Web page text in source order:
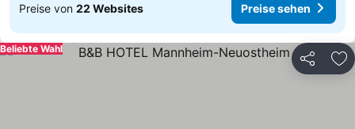
Preise von 22 Websites Preise sehen
Teilen
Beliebte Wahl